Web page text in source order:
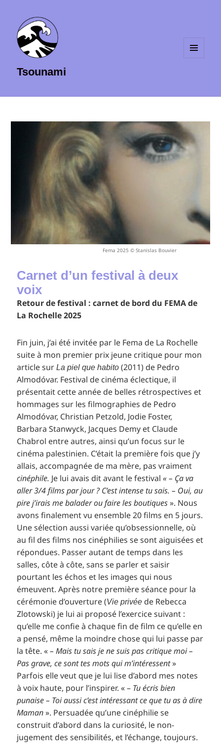
Tsounami
Fema 2025 © Stanislas Bouvier
Carnet d’un festival à deux
voix
Retour de festival : carnet de bord du FEMA de
La Rochelle 2025
Fin juin, j’ai été invitée par le Fema de La Rochelle
suite à mon premier prix jeune critique pour mon
article surLa piel que habito (2011) de Pedro
Almodóvar. Festival de cinéma éclectique, il
présentait cette année de belles rétrospectives et
hommages sur les filmographies de Pedro
Almodóvar, Christian Petzold, Jodie Foster,
Barbara Stanwyck, Jacques Demy et Claude
Chabrol entre autres, ainsi qu’un focus sur le
cinéma palestinien. C’était la première fois que j’y
allais, accompagnée de ma mère, pas vraiment
cinéphile. Je lui avais dit avant le festival « – Ça va
aller 3/4 films par jour ? C’est intense tu sais. – Oui, au
pire j’irais me balader ou faire les boutiques». Nous
avons finalement vu ensemble 20 films en 5 jours.
Une sélection aussi variée qu’obsessionnelle, où
au fil des films nos cinéphilies se sont aiguisées et
répondues. Passer autant de temps dans les
salles, côte à côte, sans se parler et saisir
pourtant les échos et les images qui nous
émeuvent. Après notre première séance pour la
cérémonie d’ouverture (Vie privée de Rebecca
Zlotowski) je lui ai proposé l’exercice suivant :
qu’elle me confie à chaque fin de film ce qu’elle en
a pensé, même la moindre chose qui lui passe par
la tête. «– Mais tu sais je ne suis pas critique moi –
Pas grave, ce sont tes mots qui m’intéressent»
Parfois elle veut que je lui lise d’abord mes notes
à voix haute, pour l’inspirer. « – Tu écris bien
punaise – Toi aussi c’est intéressant ce que tu as à dire
Maman». Persuadée qu’une cinéphilie se
construit d’abord dans la curiosité, le non-
jugement des sensibilités, et l’échange, toujours.